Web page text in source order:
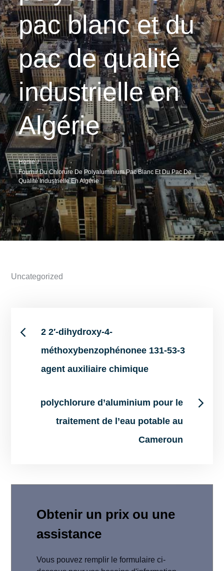
pac blanc et du
pac de qualité
industrielle en
Algérie
Home
Fournir Du Chlorure De Polyaluminium Pac Blanc Et Du Pac De
Qualité Industrielle En Algérie
Uncategorized
Post
navigation
2 2′-dihydroxy-4-
méthoxybenzophénonee 131-53-3
agent auxiliaire chimique
polychlorure d’aluminium pour le
traitement de l’eau potable au
Cameroun
Obtenir un prix ou une
assistance
Vous pouvez remplir le formulaire ci-